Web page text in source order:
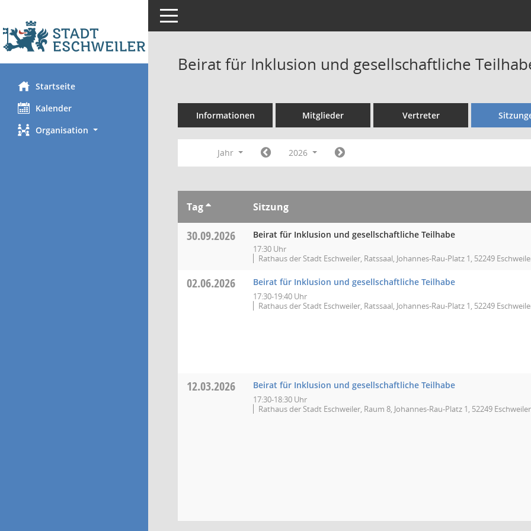
Startseite
Kalender
Organisation
Toggle navigation
Beirat für Inklusion und gesellschaftliche
Informationen Mitglieder Vertreter
Jahr 2026
Tag Sitzung
30.09.2026 Beirat für Inklusion und gesellschaftliche Teilhabe
17:30 Uhr
Rathaus der Stadt Eschweiler, Ratssaal, Johannes-Rau-Platz 1, 52249
02.06.2026 Beirat für Inklusion und gesellschaftliche Teilhabe
17:30-19:40 Uhr
Rathaus der Stadt Eschweiler, Ratssaal, Johannes-Rau-Platz 1, 52249
12.03.2026 Beirat für Inklusion und gesellschaftliche Teilhabe
17:30-18:30 Uhr
Rathaus der Stadt Eschweiler, Raum 8, Johannes-Rau-Platz 1, 52249 Eschweiler